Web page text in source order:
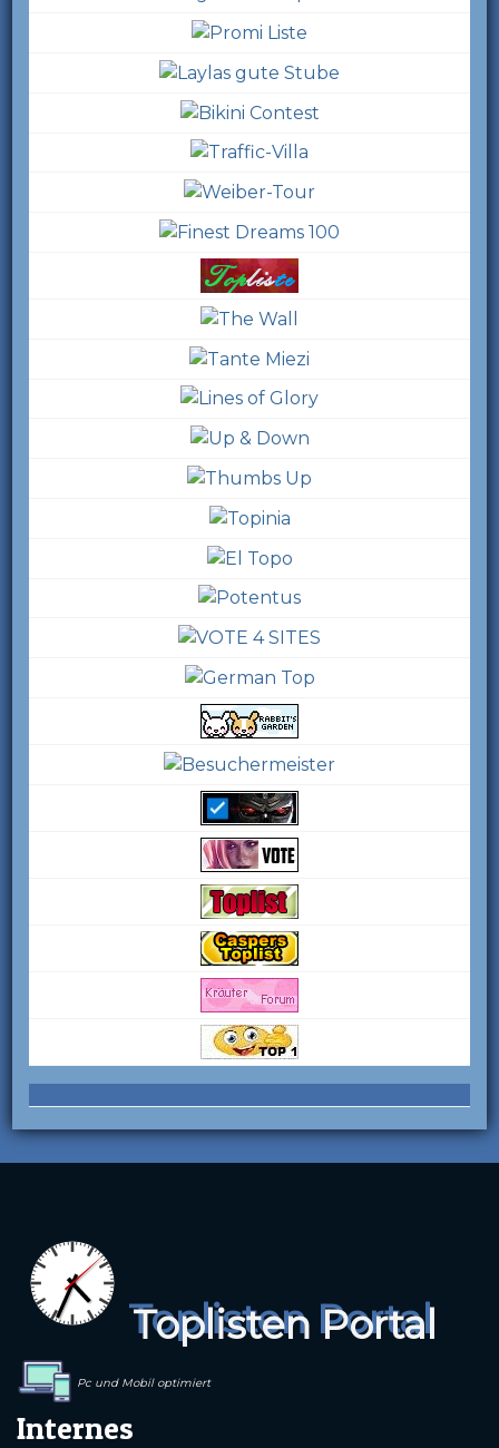
Toplisten Portal
Pc und Mobil optimiert
Internes